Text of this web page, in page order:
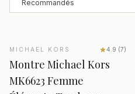
SALE −43%
AJOUTER AU PANIER
MICHAEL KORS 4.9 (7)
Montre Michael Kors
MK6623 Femme